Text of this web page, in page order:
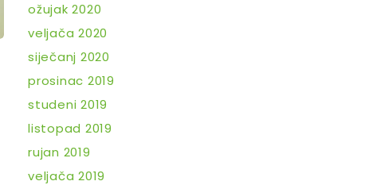
ožujak 2020
veljača 2020
siječanj 2020
prosinac 2019
studeni 2019
listopad 2019
rujan 2019
veljača 2019